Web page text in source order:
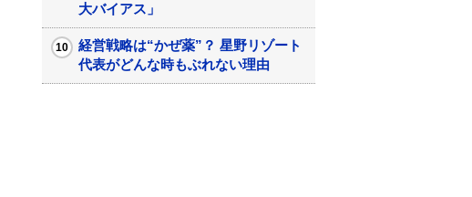
大バイアス」
経営戦略は“かぜ薬”？ 星野リゾート
代表がどんな時もぶれない理由